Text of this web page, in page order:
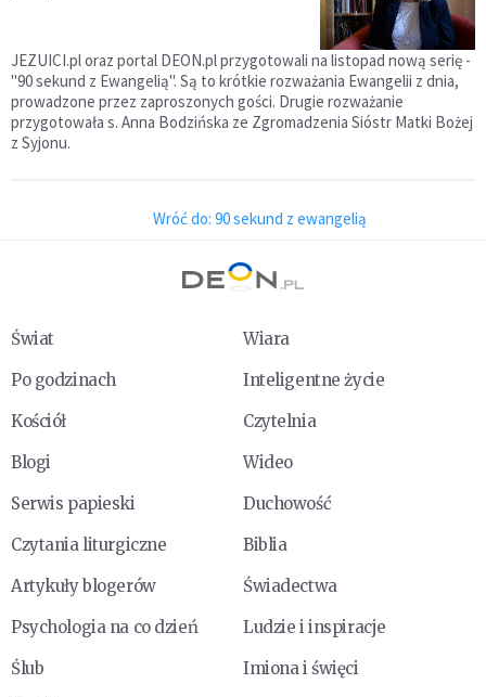
JEZUICI.pl oraz portal DEON.pl przygotowali na listopad nową serię -
"90 sekund z Ewangelią". Są to krótkie rozważania Ewangelii z dnia,
prowadzone przez zaproszonych gości. Drugie rozważanie
przygotowała s. Anna Bodzińska ze Zgromadzenia Sióstr Matki Bożej
z Syjonu.
Wróć do: 90 sekund z ewangelią
Świat
Wiara
Po godzinach
Inteligentne życie
Kościół
Czytelnia
Blogi
Wideo
Serwis papieski
Duchowość
Czytania liturgiczne
Biblia
Artykuły blogerów
Świadectwa
Psychologia na co dzień
Ludzie i inspiracje
Ślub
Imiona i święci